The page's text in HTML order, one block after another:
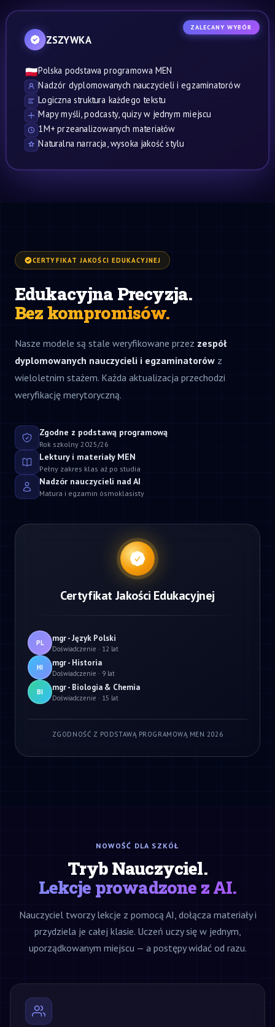
ZALECANY WYBÓR
ZSZYWKA
🇵🇱Polska podstawa programowa MEN
Nadzór dyplomowanych nauczycieli i egzaminatorów
Logiczna struktura każdego tekstu
Mapy myśli, podcasty, quizy w jednym miejscu
1M+ przeanalizowanych materiałów
Naturalna narracja, wysoka jakość stylu
CERTYFIKAT JAKOŚCI EDUKACYJNEJ
Edukacyjna Precyzja.
Bez kompromisów.
Nasze modele są stale weryfikowane przez zespół
dyplomowanych nauczycieli i egzaminatorów z
wieloletnim stażem. Każda aktualizacja przechodzi
weryfikację merytoryczną.
Zgodne z podstawą programową
Rok szkolny 2025/26
Lektury i materiały MEN
Pełny zakres klas aż po studia
Nadzór nauczycieli nad AI
Matura i egzamin ósmoklasisty
Certyfikat Jakości Edukacyjnej
PL mgr - Język Polski
Doświadczenie · 12 lat
HI mgr - Historia
Doświadczenie · 9 lat
BI mgr - Biologia & Chemia
Doświadczenie · 15 lat
ZGODNOŚĆ Z PODSTAWĄ PROGRAMOWĄ MEN 2026
NOWOŚĆ DLA SZKÓŁ
Tryb Nauczyciel.
Lekcje prowadzone z AI.
Nauczyciel tworzy lekcje z pomocą AI, dołącza materiały i
przydziela je całej klasie. Uczeń uczy się w jednym,
uporządkowanym miejscu — a postępy widać od razu.